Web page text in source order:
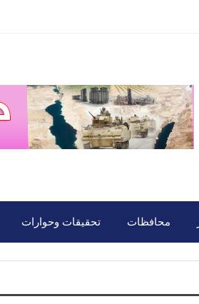
محافظات تحقيقات وحوارات